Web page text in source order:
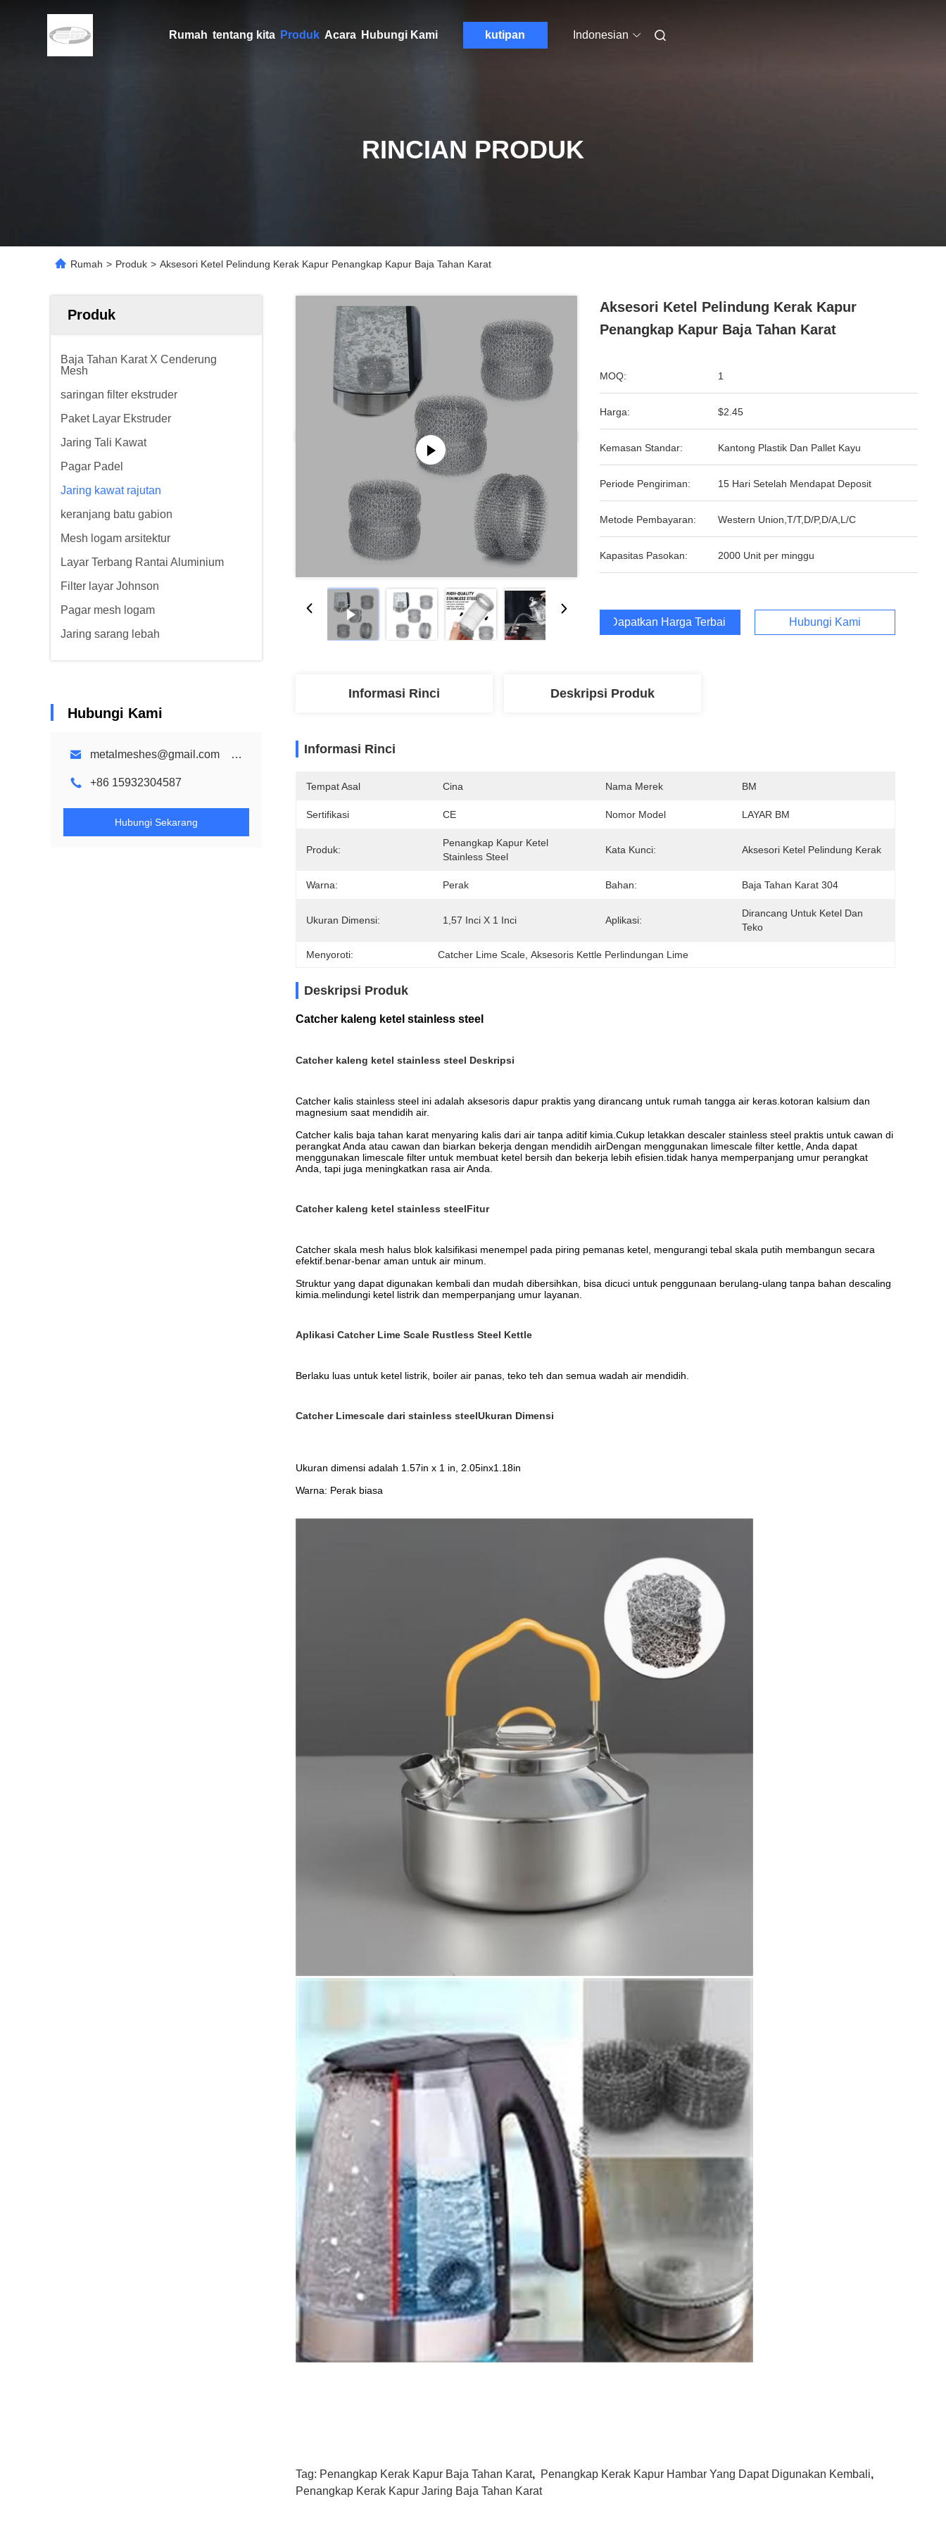
Rumah tentang kita Produk Acara Hubungi Kami kutipan Indonesian
RINCIAN PRODUK
Rumah > Produk > Aksesori Ketel Pelindung Kerak Kapur Penangkap Kapur Baja Tahan Karat
Produk
Baja Tahan Karat X Cenderung
Mesh
saringan filter ekstruder
Paket Layar Ekstruder
Jaring Tali Kawat
Pagar Padel
Jaring kawat rajutan
keranjang batu gabion
Mesh logam arsitektur
Layar Terbang Rantai Aluminium
Filter layar Johnson
Pagar mesh logam
Jaring sarang lebah
Hubungi Kami
metalmeshes@gmail.com karen@bmmetalmesh.com
+86 15932304587
Hubungi Sekarang
Aksesori Ketel Pelindung Kerak Kapur
Penangkap Kapur Baja Tahan Karat
MOQ: 1
Harga: $2.45
Kemasan Standar: Kantong Plastik Dan Pallet Kayu
Periode Pengiriman: 15 Hari Setelah Mendapat Deposit
Metode Pembayaran: Western Union,T/T,D/P,D/A,L/C
Kapasitas Pasokan: 2000 Unit per minggu
Dapatkan Harga Terbaik Hubungi Kami
Informasi Rinci Deskripsi Produk
Informasi Rinci
Tempat Asal Cina Nama Merek BM
Sertifikasi CE Nomor Model LAYAR BM
Produk:
Penangkap Kapur Ketel
Stainless Steel
Kata Kunci: Aksesori Ketel Pelindung Kerak
Warna: Perak Bahan: Baja Tahan Karat 304
Ukuran Dimensi: 1,57 Inci X 1 Inci Aplikasi:
Dirancang Untuk Ketel Dan
Teko
Menyoroti: Catcher Lime Scale , Aksesoris Kettle Perlindungan Lime
Deskripsi Produk
Catcher kaleng ketel stainless steel
Catcher kaleng ketel stainless steel Deskripsi
Catcher kalis stainless steel ini adalah aksesoris dapur praktis yang dirancang untuk rumah tangga air keras.kotoran kalsium dan
magnesium saat mendidih air.
Catcher kalis baja tahan karat menyaring kalis dari air tanpa aditif kimia.Cukup letakkan descaler stainless steel praktis untuk cawan di
perangkat Anda atau cawan dan biarkan bekerja dengan mendidih airDengan menggunakan limescale filter kettle, Anda dapat
menggunakan limescale filter untuk membuat ketel bersih dan bekerja lebih efisien.tidak hanya memperpanjang umur perangkat
Anda, tapi juga meningkatkan rasa air Anda.
Catcher kaleng ketel stainless steelFitur
Catcher skala mesh halus blok kalsifikasi menempel pada piring pemanas ketel, mengurangi tebal skala putih membangun secara
efektif.benar-benar aman untuk air minum.
Struktur yang dapat digunakan kembali dan mudah dibersihkan, bisa dicuci untuk penggunaan berulang-ulang tanpa bahan descaling
kimia.melindungi ketel listrik dan memperpanjang umur layanan.
Aplikasi Catcher Lime Scale Rustless Steel Kettle
Berlaku luas untuk ketel listrik, boiler air panas, teko teh dan semua wadah air mendidih.
Catcher Limescale dari stainless steelUkuran Dimensi
Ukuran dimensi adalah 1.57in x 1 in, 2.05inx1.18in
Warna: Perak biasa
Tag: Penangkap Kerak Kapur Baja Tahan Karat, Penangkap Kerak Kapur Hambar Yang Dapat Digunakan Kembali,
Penangkap Kerak Kapur Jaring Baja Tahan Karat